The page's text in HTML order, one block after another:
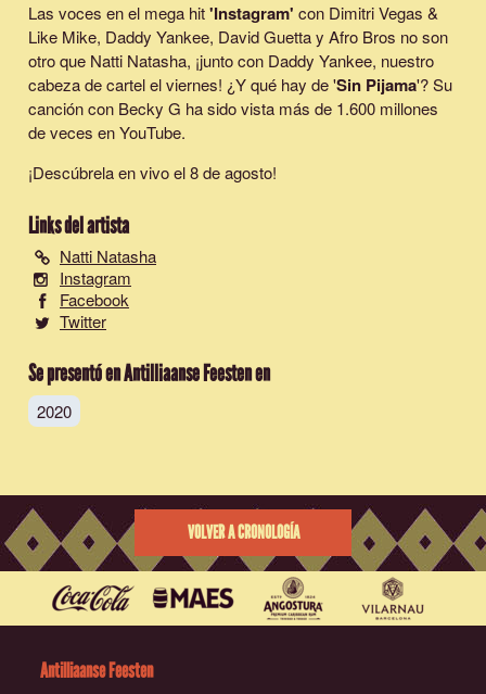
Las voces en el mega hit'Instagram' con Dimitri Vegas &
Like Mike, Daddy Yankee, David Guetta y Afro Bros no son
otro que Natti Natasha, ¡junto con Daddy Yankee, nuestro
cabeza de cartel el viernes! ¿Y qué hay de 'Sin Pijama'? Su
canción con Becky G ha sido vista más de 1.600 millones
de veces en YouTube.
¡Descúbrela en vivo el 8 de agosto!
Links del artista
Natti Natasha
Instagram
Facebook
Twitter
Se presentó en Antilliaanse Feesten en
2020
VOLVER A CRONOLOGÍA
Antilliaanse Feesten